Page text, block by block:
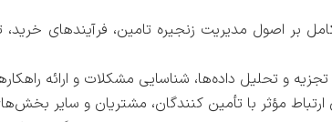
بر اصول مدیریت زنجیره تامین، فرآیندهای خرید،
تجزیه و تحلیل داده‌ها، شناسایی مشکلات و ارائه
ارتباط مؤثر با تأمین کنندگان، مشتریان و سایر